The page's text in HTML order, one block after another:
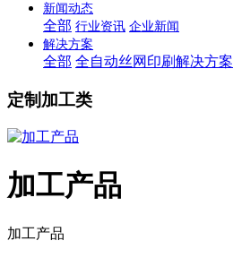
新闻动态
全部 行业资讯 企业新闻
解决方案
全部 全自动丝网印刷解决方案
定制加工类
加工产品
加工产品